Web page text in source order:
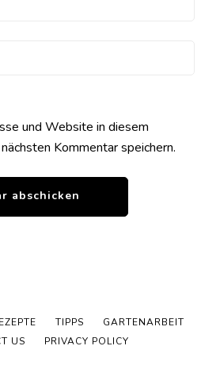
und Website in diesem
Kommentar speichern.
TIPPS
GARTENARBEIT
US
PRIVACY POLICY